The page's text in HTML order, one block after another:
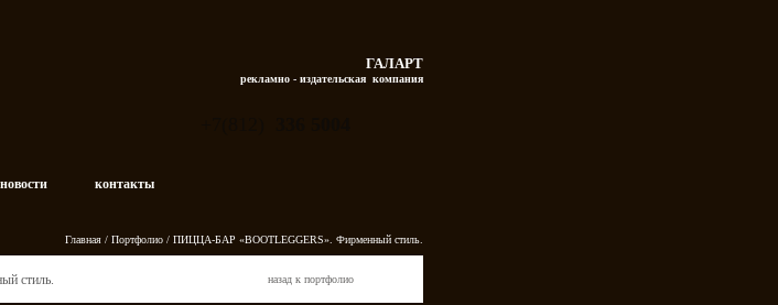
ГАЛАРТ
рекламно - издательская  компания
новости контакты
Главная / Портфолио / ПИЦЦА-БАР «BOOTLEGGERS». Фирменный стиль.
стиль. назад к портфолио